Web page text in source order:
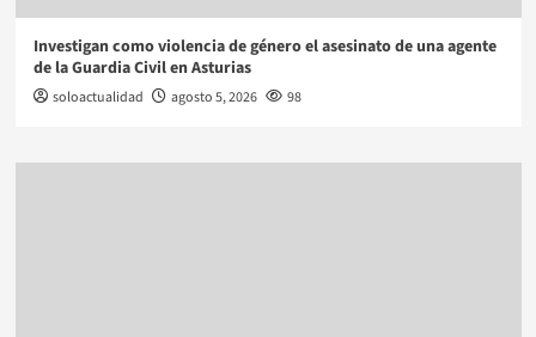
Investigan como violencia de género el asesinato de una agente
de la Guardia Civil en Asturias
soloactualidad agosto 5, 2026 98